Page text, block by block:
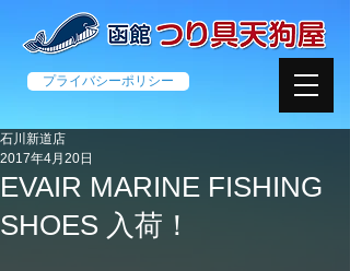
プライバシーポリシー
EVAIR MARINE FISHING
SHOES 入荷！
石川新道店
2017年4月20日